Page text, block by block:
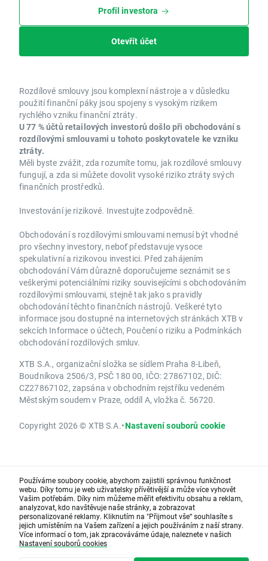
Profil investora
Otevřít účet
Rozdílové smlouvy jsou komplexní nástroje a v důsledku
použití finanční páky jsou spojeny s vysokým rizikem
rychlého vzniku finanční ztráty.
U 77 % účtů retailových investorů došlo při obchodování s
rozdílovými smlouvami u tohoto poskytovatele ke vzniku
ztráty.
Měli byste zvážit, zda rozumíte tomu, jak rozdílové smlouvy
fungují, a zda si můžete dovolit vysoké riziko ztráty svých
finančních prostředků.
Investování je rizikové. Investujte zodpovědně.
Obchodování s rozdílovými smlouvami nemusí být vhodné
pro všechny investory, neboť představuje vysoce
spekulativní a rizikovou investici. Před zahájením
obchodování Vám důrazně doporučujeme seznámit se s
veškerými potenciálními riziky souvisejícími s obchodováním
rozdílovými smlouvami, stejně tak jako s pravidly
obchodování těchto finančních nástrojů. Veškeré tyto
informace jsou dostupné na internetových stránkách XTB v
sekcích Informace o účtech, Poučení o riziku a Podmínkách
obchodování rozdílových smluv.
XTB S.A., organizační složka se sídlem Praha 8-Libeň,
Boudníkova 2506/3, PSČ 180 00, IČO: 27867102, DIČ:
CZ27867102, zapsána v obchodním rejstříku vedeném
Městským soudem v Praze, oddíl A, vložka č. 56720.
Copyright 2026 © XTB S.A.•Nastavení souborů cookie
Používáme soubory cookie, abychom zajistili správnou funkčnost
webu. Díky tomu je web uživatelsky přívětivější a může více vyhovět
Vašim potřebám. Díky nim můžeme měřit efektivitu obsahu a reklam,
analyzovat, kdo navštěvuje naše stránky, a zobrazovat
personalizované reklamy. Kliknutím na "Přijmout vše“ souhlasíte s
jejich umístěním na Vašem zařízení a jejich používáním z naší strany.
Více informací o tom, jak zpracováváme údaje, naleznete v našich
Nastavení souborů cookies